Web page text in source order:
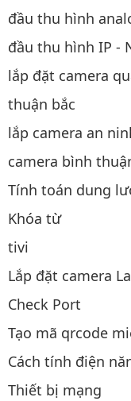
đầu thu hình
đầu thu hình IP -
lắp đặt camera
thuận bắc
lắp camera an
camera bình
Tính toán dung
Khóa từ
tivi
Lắp đặt camera
Check Port
Tạo mã qrcode
Cách tính điện
Thiết bị mạng